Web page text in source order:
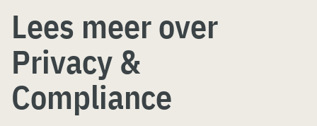
Lees meer over
Privacy &
Compliance